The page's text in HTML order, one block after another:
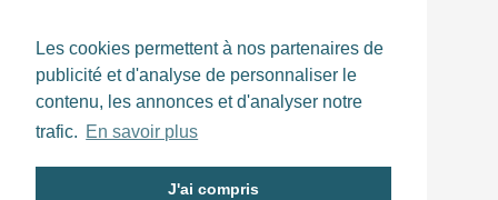
Les cookies permettent à nos partenaires de
publicité et d'analyse de personnaliser le
contenu, les annonces et d'analyser notre
trafic. En savoir plus
J'ai compris